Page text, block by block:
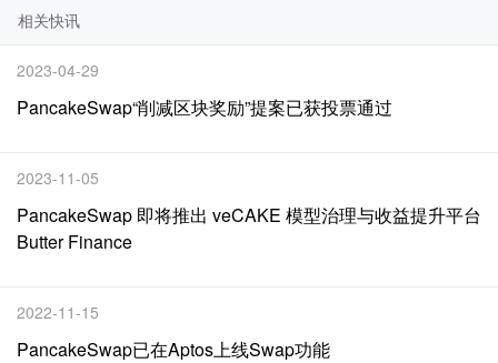
相关快讯
2023-04-29
PancakeSwap“削减区块奖励”提案已获投票通过
2023-11-05
PancakeSwap 即将推出 veCAKE 模型治理与收益提升平台
Butter Finance
2022-11-15
PancakeSwap已在Aptos上线Swap功能